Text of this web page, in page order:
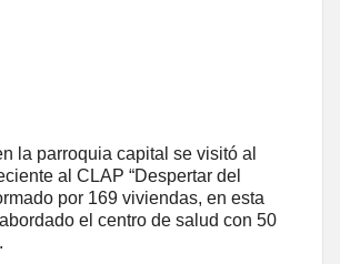
la parroquia capital se visitó al
al CLAP “Despertar del
por 169 viviendas, en esta
el centro de salud con 50